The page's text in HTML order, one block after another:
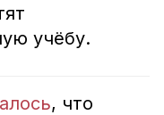
учёбу.
, что